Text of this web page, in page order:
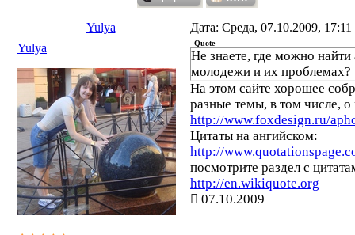
Yulya
Дата: Среда, 07.10.2009,
Yulya
Quote
Не знаете, где можно найти
молодежи и их проблемах?
На этом сайте хорошее
разные темы, в том числе,
http://www.foxdesign.ru/
Цитаты на ангийском:
http://
посмотрите раздел с
http://en.wikiquote.org
07.10.2009